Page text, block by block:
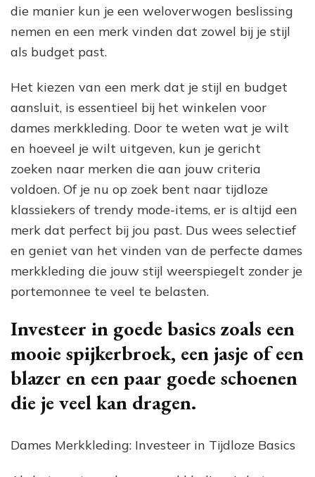
die manier kun je een weloverwogen beslissing
nemen en een merk vinden dat zowel bij je stijl
als budget past.
Het kiezen van een merk dat je stijl en budget
aansluit, is essentieel bij het winkelen voor
dames merkkleding. Door te weten wat je wilt
en hoeveel je wilt uitgeven, kun je gericht
zoeken naar merken die aan jouw criteria
voldoen. Of je nu op zoek bent naar tijdloze
klassiekers of trendy mode-items, er is altijd een
merk dat perfect bij jou past. Dus wees selectief
en geniet van het vinden van de perfecte dames
merkkleding die jouw stijl weerspiegelt zonder je
portemonnee te veel te belasten.
Investeer in goede basics zoals een
mooie spijkerbroek, een jasje of een
blazer en een paar goede schoenen
die je veel kan dragen.
Dames Merkkleding: Investeer in Tijdloze Basics